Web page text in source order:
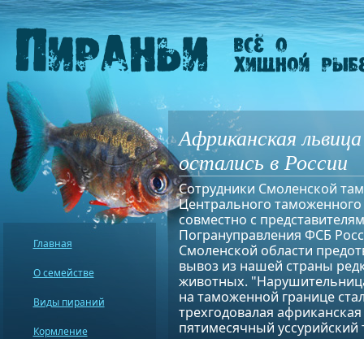
Африканская
остались в России
Cотрудники Смоленской
Центрального таможенного
совместно с
Погрануправления ФСБ
Смоленской области
вывоз из нашей страны
животных.
на таможенной границе
трехгодовалая
пятимесячный уссурийский
Главная
О семействе
Виды пираний
Кормление